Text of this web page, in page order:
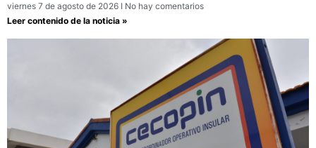
viernes 7 de agosto de 2026
No hay comentarios
Leer contenido de la noticia »